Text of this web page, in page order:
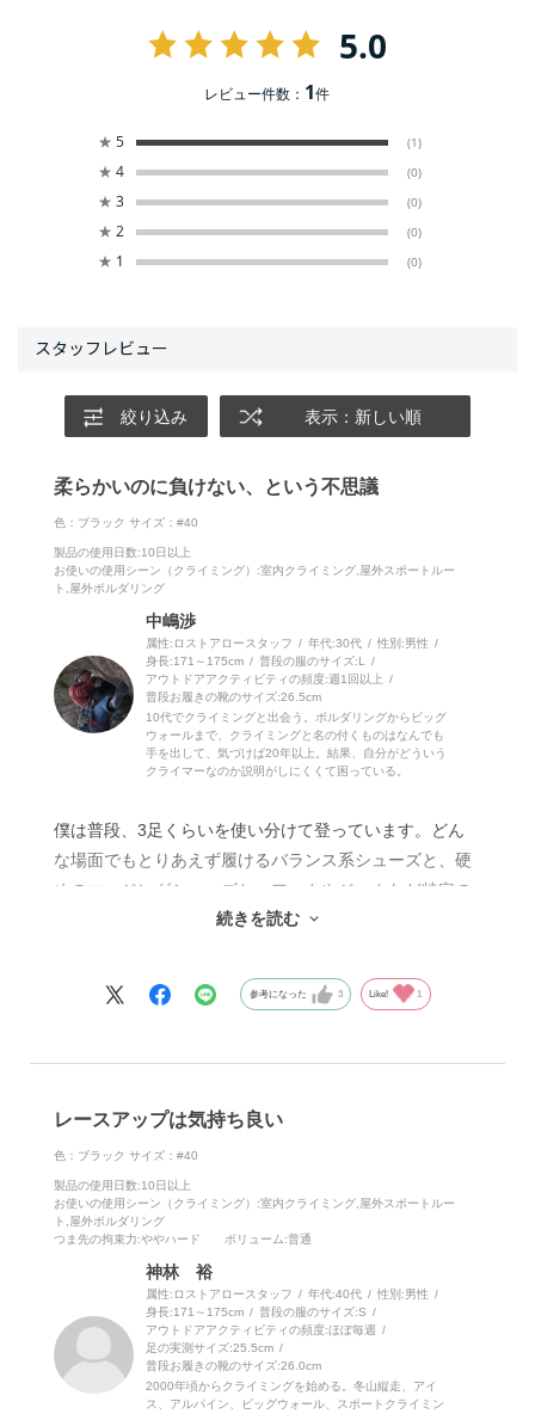
5.0
レビュー件数： 1件
★ 5 (1)
★ 4 (0)
★ 3 (0)
★ 2 (0)
★ 1 (0)
絞り込み 表示：新しい順
柔らかいのに負けない、という不思議
色：ブラック サイズ：#40
製品の使用日数:10日以上
お使いの使用シーン（クライミング） :室内クライミング,屋外スポートルー
ト,屋外ボルダリング
中嶋渉
属性:ロストアロースタッフ 年代:30代 性別:男性
身長:171～175cm 普段の服のサイズ:L
アウトドアアクティビティの頻度:週1回以上
普段お履きの靴のサイズ:26.5cm
10代でクライミングと出会う。ボルダリングからビッグ
ウォールまで、クライミングと名の付くものはなんでも
手を出して、気づけば20年以上。結果、自分がどういう
クライマーなのか説明がしにくくて困っている。
僕は普段、3足くらいを使い分けて登っています。どん
な場面でもとりあえず履けるバランス系シューズと、硬
めのエッジングシューズと、フックやジャムなど特定の
用途に特化したシューズ、という感じです。マルチプレ
くイメージとでも言うべきでしょうか。
キメラはその中でも、もっともピーキーな個性を持った
いない（ダレている）フットホールドを捕らえたいとき
特に花崗岩のテクニカルなクライミングをしていると、
目を凝らさないと分からないくらいの微妙な形状の変化
を踏んで立たなければならないことが多々あります。高
難度のスラブに限らず、フェースも、ときには強傾斜の
ものでも同様です。ただし、ただソフトなシューズを履
いてベターッとスメアリングすればいいかと言えば、そ
うでもない。ソフトで足裏の感覚を損なわない一方で、
体重をかけても負けない強さのあるつま先が必要になる
わけです。
ほとんど矛盾しているようなこの要求に応えてくれたの
続きを読む
参考になった 3 Like! 1
レースアップは気持ち良い
色：ブラック サイズ：#40
製品の使用日数:10日以上
お使いの使用シーン（クライミング） :室内クライミング,屋外スポートルー
ト,屋外ボルダリング
つま先の拘束力:ややハード ボリューム:普通
神林 裕
属性:ロストアロースタッフ 年代:40代 性別:男性
身長:171～175cm 普段の服のサイズ:S
アウトドアアクティビティの頻度:ほぼ毎週
足の実測サイズ:25.5cm
普段お履きの靴のサイズ:26.0cm
2000年頃からクライミングを始める。冬山縦走、アイ
ス、アルパイン、ビッグウォール、スポートクライミン